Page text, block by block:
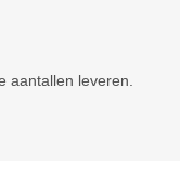
aantallen leveren.